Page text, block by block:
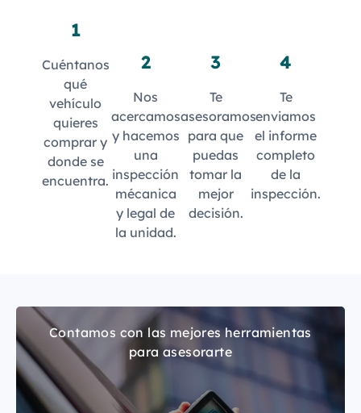
1
Cuéntanos
qué
vehículo
quieres
comprar y
donde se
encuentra.
2
Nos
acercamos
y hacemos
una
inspección
mécanica
y legal de
la unidad.
3
Te
asesoramos
para que
puedas
tomar la
mejor
decisión.
4
Te
enviamos
el informe
completo
de la
inspección.
Contamos con las mejores herramientas
para asesorarte